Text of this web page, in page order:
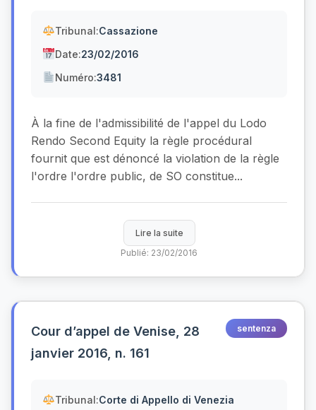
Tribunal:Cassazione
Date:23/02/2016
Numéro:3481
À la fine de l'admissibilité de l'appel du Lodo
Rendo Second Equity la règle procédural
fournit que est dénoncé la violation de la règle
l'ordre l'ordre public, de SO constitue...
Lire la suite
Publié: 23/02/2016
Cour d’appel de Venise, 28
janvier 2016, n. 161
sentenza
Tribunal:Corte di Appello di Venezia